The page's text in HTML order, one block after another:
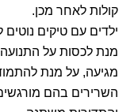
קולות לאחר מכן.
ילדים עם טיקים
מנת לכסות על
מגיעה, על מנת
השרירים בהם